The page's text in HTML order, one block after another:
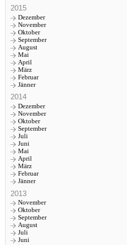
2015
Dezember
November
Oktober
September
August
Mai
April
März
Februar
Jänner
2014
Dezember
November
Oktober
September
Juli
Juni
Mai
April
März
Februar
Jänner
2013
November
Oktober
September
August
Juli
Juni